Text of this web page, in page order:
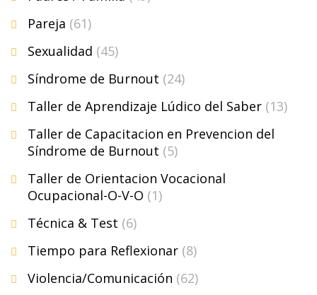
Pareja (61)
Sexualidad (45)
Síndrome de Burnout (24)
Taller de Aprendizaje Lúdico del Saber (13)
Taller de Capacitacion en Prevencion del
Síndrome de Burnout (5)
Taller de Orientacion Vocacional
Ocupacional-O-V-O (1)
Técnica & Test (6)
Tiempo para Reflexionar (8)
Violencia/Comunicación (62)